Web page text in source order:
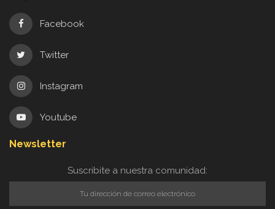
Facebook
Twitter
Instagram
Youtube
Newsletter
Suscribite a nuestra comunidad: